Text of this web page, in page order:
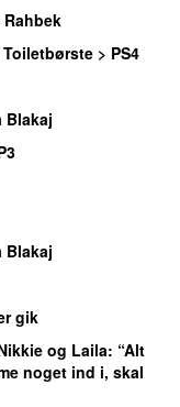
Rahbek
Toiletbørste > PS4
Blakaj
Blakaj
gik
og Laila: “Alt
noget ind i, skal